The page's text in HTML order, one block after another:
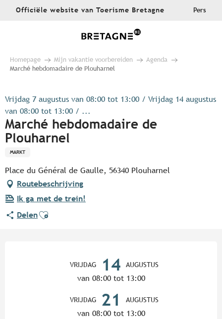
AllerOfficiële website van Toerisme Bretagne Pers
Homepage Mijn vakantie voorbereiden
Agenda
Marché hebdomadaire de Plouharnel
Vrijdag 7 augustus van 08:00 tot 13:00 / Vrijdag 14 augustus
van 08:00 tot 13:00 / ...
Marché hebdomadaire de
Plouharnel
MARKT
Place du Général de Gaulle, 56340 Plouharnel
Routebeschrijving
Ik ga met de trein!
DelenAjouter aux favoris
VRIJDAG 14 AUGUSTUS
van 08:00 tot 13:00
VRIJDAG 21 AUGUSTUS
van 08:00 tot 13:00